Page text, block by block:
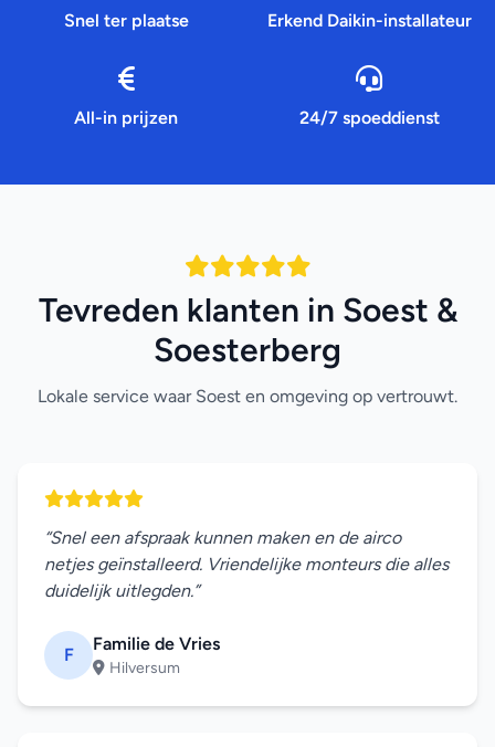
Snel ter plaatse Erkend Daikin-installateur
All-in prijzen 24/7 spoeddienst
Tevreden klanten in Soest &
Soesterberg
Lokale service waar Soest en omgeving op vertrouwt.
“Snel een afspraak kunnen maken en de airco
netjes geïnstalleerd. Vriendelijke monteurs die alles
duidelijk uitlegden.”
F
Familie de Vries
Hilversum